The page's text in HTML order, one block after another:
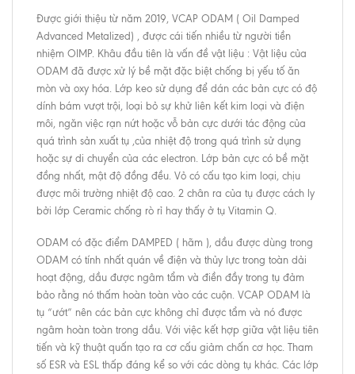
Được giới thiệu từ năm 2019, VCAP ODAM ( Oil Damped
Advanced Metalized) , được cái tiến nhiều từ người tiền
nhiệm OIMP. Khâu đầu tiên là vấn đề vật liệu : Vật liệu của
ODAM đã được xử lý bề mặt đặc biệt chống bị yếu tố ăn
mòn và oxy hóa. Lớp keo sử dụng để dán các bản cực có độ
dính bám vượt trội, loại bỏ sự khử liên kết kim loại và điện
môi, ngăn việc rạn nứt hoặc vỗ bản cực dưới tác động của
quá trình sản xuất tụ ,của nhiệt độ trong quá trình sử dụng
hoặc sự di chuyển của các electron. Lớp bản cực có bề mặt
đồng nhất, mật độ đồng đều. Vỏ có cấu tạo kim loại, chịu
được môi trường nhiệt độ cao. 2 chân ra của tụ được cách ly
bởi lớp Ceramic chống rò rỉ hay thấy ở tụ Vitamin Q.
ODAM có đặc điểm DAMPED ( hãm ), dầu được dùng trong
ODAM có tính nhất quán về điện và thủy lực trong toàn dải
hoạt động, dầu được ngâm tẩm và điền đầy trong tụ đảm
bảo rằng nó thấm hoàn toàn vào các cuộn. VCAP ODAM là
tụ “ướt” nên các bản cực không chỉ được tẩm và nó được
ngâm hoàn toàn trong dầu. Với việc kết hợp giữa vật liệu tiên
tiến và kỹ thuật quấn tạo ra cơ cấu giảm chấn cơ học. Tham
số ESR và ESL thấp đáng kể so với các dòng tụ khác. Các lớp